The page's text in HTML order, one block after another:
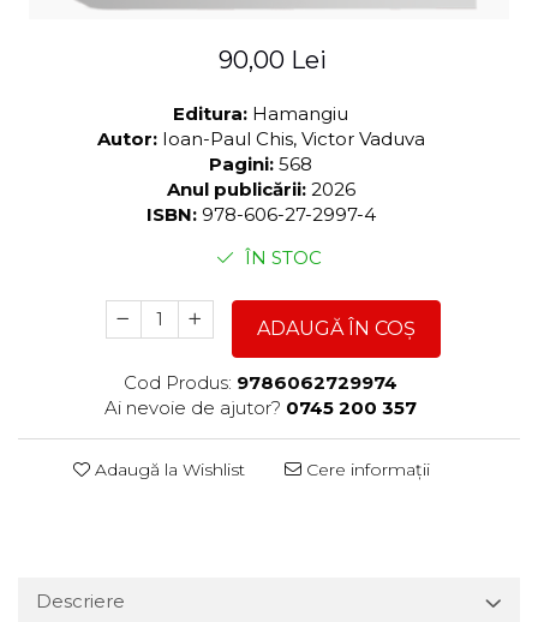
90,00 Lei
Editura: Hamangiu
Autor: Ioan-Paul Chis, Victor Vaduva
Pagini: 568
Anul publicării: 2026
ISBN: 978-606-27-2997-4
ÎN STOC
ADAUGĂ ÎN COȘ
Cod Produs: 9786062729974
Ai nevoie de ajutor? 0745 200 357
Adaugă la Wishlist Cere informații
Descriere